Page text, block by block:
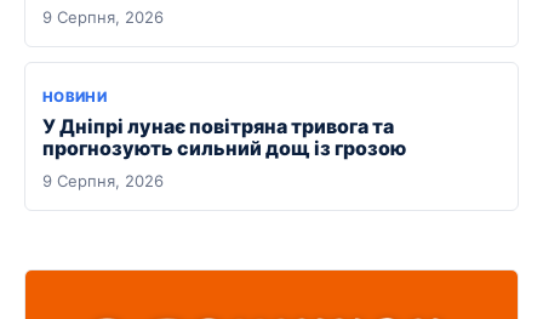
9 Серпня, 2026
НОВИНИ
У Дніпрі лунає повітряна тривога та
прогнозують сильний дощ із грозою
9 Серпня, 2026